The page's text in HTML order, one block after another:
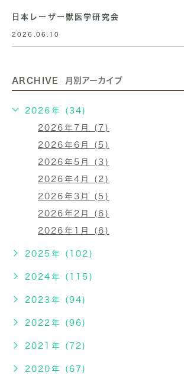
日本レーザー獣医学研究会
2026.06.10
ARCHIVE 月別アーカイブ
2026年 (34)
2026年7月 (7)
2026年6月 (5)
2026年5月 (3)
2026年4月 (2)
2026年3月 (5)
2026年2月 (6)
2026年1月 (6)
2025年 (102)
2024年 (115)
2023年 (94)
2022年 (96)
2021年 (72)
2020年 (67)